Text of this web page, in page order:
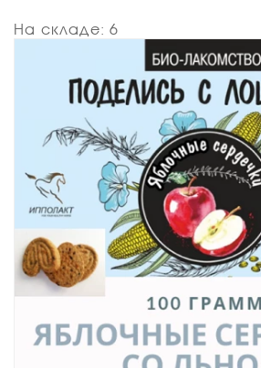
На складе: 6